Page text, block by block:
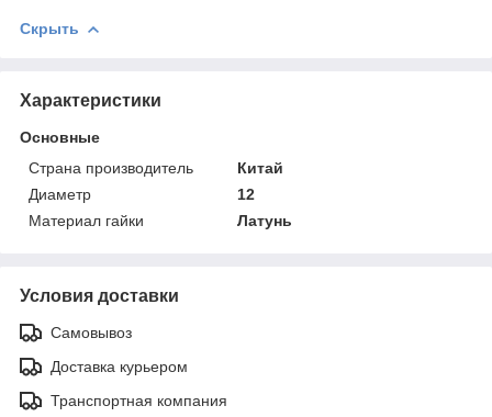
Скрыть
Характеристики
Основные
Страна производитель
Китай
Диаметр
12
Материал гайки
Латунь
Условия доставки
Самовывоз
Доставка курьером
Транспортная компания